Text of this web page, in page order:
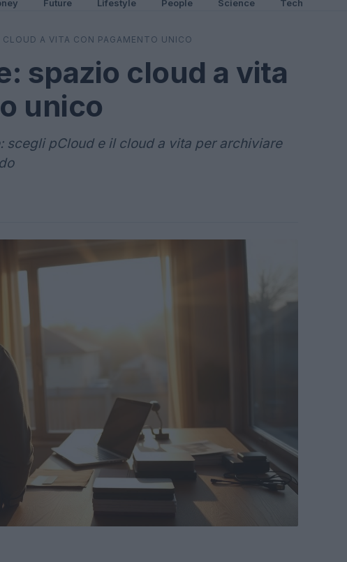
Future Lifestyle People Science Tech
A VITA CON PAGAMENTO UNICO
spazio cloud a vita
unico
scegli pCloud e il cloud a vita per archiviare